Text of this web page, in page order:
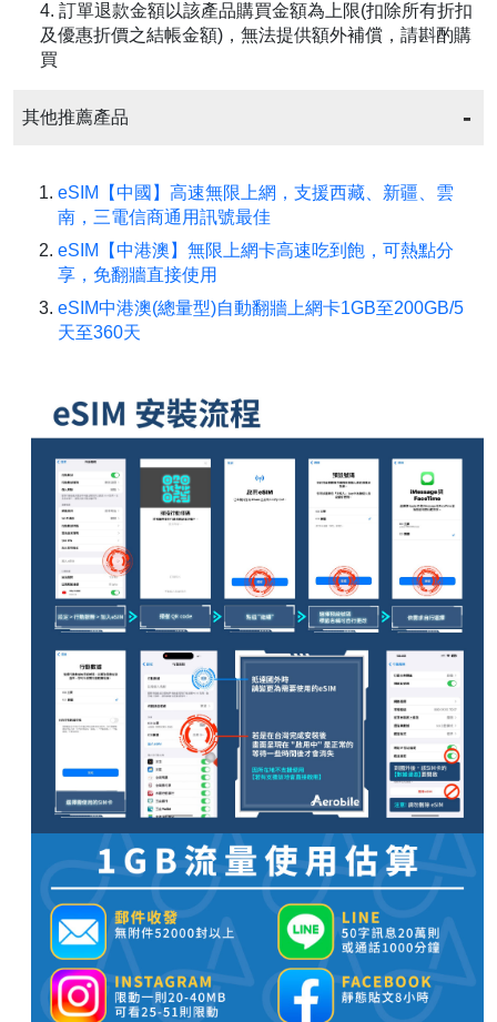
4. 訂單退款金額以該產品購買金額為上限(扣除所有折扣
及優惠折價之結帳金額)，無法提供額外補償，請斟酌購
買
其他推薦產品
eSIM【中國】高速無限上網，支援西藏、新疆、雲
南，三電信商通用訊號最佳
eSIM【中港澳】無限上網卡高速吃到飽，可熱點分
享，免翻牆直接使用
eSIM中港澳(總量型)自動翻牆上網卡1GB至200GB/5
天至360天